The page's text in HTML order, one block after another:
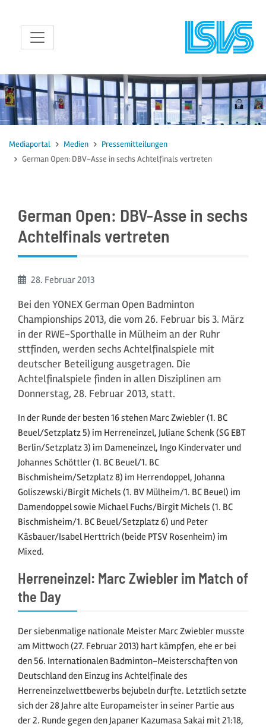
zum Inhalt
Mediaportal Medien
Pressemitteilungen
German Open: DBV-Asse in sechs Achtelfinals vertreten
German Open: DBV-Asse in sechs
Achtelfinals vertreten
Beginn:
28. Februar2013
Bei den YONEX German Open Badminton
Championships 2013, die vom 26. Februar bis 3. März
in der RWE-Sporthalle in Mülheim an der Ruhr
sttfinden, werden sechs Achtelfinalspiele mit
deutscher Beteiligung ausgetragen. Die
Achtelfinalspiele finden in allen Disziplinen am
Donnerstag, 28. Februar 2013, statt.
In der Runde der besten 16 stehen Marc Zwiebler (1. BC
Beuel/Setzplatz 5) im Herreneinzel, Juliane Schenk (SG EBT
Berlin/Setzplatz 3) im Dameneinzel, Ingo Kindervater und
Johannes Schöttler (1. BC Beuel/1. BC
Bischmisheim/Setzplatz 8) im Herrendoppel, Johanna
Goliszewski/Birgit Michels (1. BV Mülheim/1. BC Beuel) im
Damendoppel sowie Michael Fuchs/Birgit Michels (1. BC
Bischmisheim/1. BC Beuel/Setzplatz 6) und Peter
Käsbauer/Isabel Herttrich (beide PTSV Rosenheim) im
Mixed.
Herreneinzel: Marc Zwiebler im Match of
the Day
Der siebenmalige nationale Meister Marc Zwiebler musste
am Mittwoch (27. Februar 2013) hart kämpfen, ehe er bei
den 56. Internationalen Badminton-Meisterschaften von
Deutschland den Einzug ins Achtelfinale des
Herreneinzelwettbewerbs bejubeln durfte. Letztlich setzte
sich der 28 Jahre alte Europameister in seiner Partie aus
der 2. Runde gegen den Japaner Kazumasa Sakai mit 21:18,